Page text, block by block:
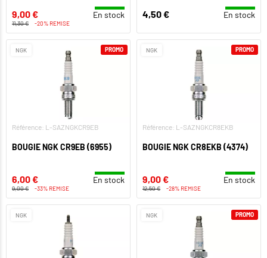
9,00 € En stock
11,30 € -20% REMISE
4,50 € En stock
NGK
Référence: L-SAZNGKCR9EB
BOUGIE NGK CR9EB (6955)
6,00 € En stock
9,00 € -33% REMISE
PROMO NGK
Référence: L-SAZNGKCR8EKB
BOUGIE NGK CR8EKB (4374)
9,00 € En stock
12,50 € -28% REMISE
PROMO
NGK NGK PROMO